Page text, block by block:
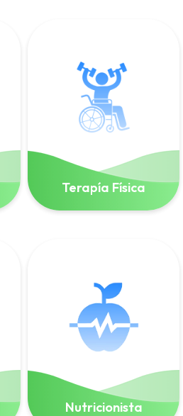
Terapía Física
Nutricionista